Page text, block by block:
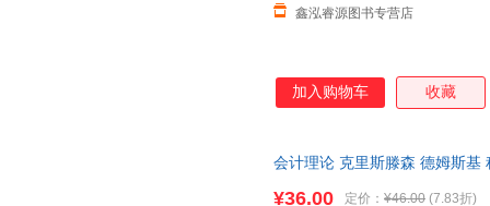
鑫泓睿源图书专营店
加入购物车 收藏
会计理论 克里斯滕森 德姆斯基
¥36.00 定价： ¥46.00 (7.83折)